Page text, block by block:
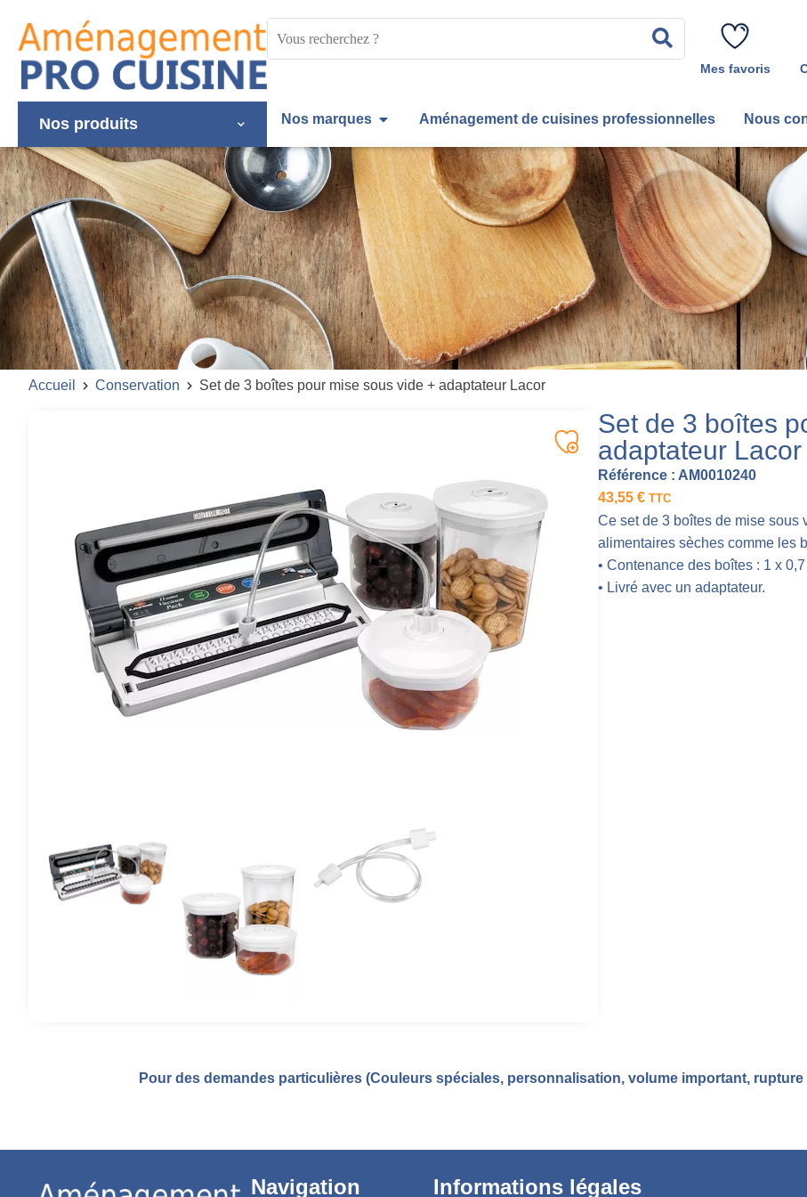
Rechercher
Mes favoris
Nos produits Nos marques Aménagement de cuisines professionnelles Nous
Accueil Conservation Set de 3 boîtes pour mise sous vide + adaptateur Lacor
Set de 3 boîtes
adaptateur Lacor
Référence : AM0010240
43,55 € TTC
Ce set de 3 boîtes de mise sous
alimentaires sèches comme les
• Contenance des boîtes : 1 x
• Livré avec un adaptateur.
Pour des demandes particulières (Couleurs spéciales, personnalisation, volume important,
Navigation Informations légales